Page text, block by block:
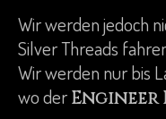
Wir werden jedoch
Silver Threads
Wir werden nur bis
wo der Engineer